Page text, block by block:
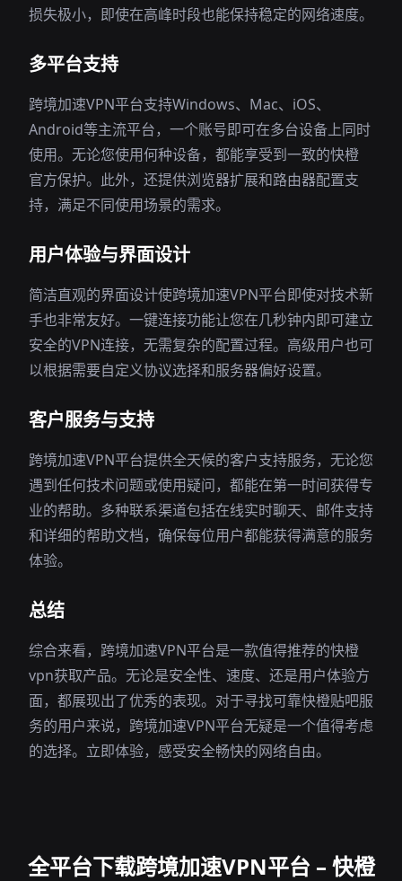
损失极小，即使在高峰时段也能保持稳定的网络速度。
多平台支持
跨境加速VPN平台支持Windows、Mac、iOS、
Android等主流平台，一个账号即可在多台设备上同时
使用。无论您使用何种设备，都能享受到一致的快橙
官方保护。此外，还提供浏览器扩展和路由器配置支
持，满足不同使用场景的需求。
用户体验与界面设计
简洁直观的界面设计使跨境加速VPN平台即使对技术新
手也非常友好。一键连接功能让您在几秒钟内即可建立
安全的VPN连接，无需复杂的配置过程。高级用户也可
以根据需要自定义协议选择和服务器偏好设置。
客户服务与支持
跨境加速VPN平台提供全天候的客户支持服务，无论您
遇到任何技术问题或使用疑问，都能在第一时间获得专
业的帮助。多种联系渠道包括在线实时聊天、邮件支持
和详细的帮助文档，确保每位用户都能获得满意的服务
体验。
总结
综合来看，跨境加速VPN平台是一款值得推荐的快橙
vpn获取产品。无论是安全性、速度、还是用户体验方
面，都展现出了优秀的表现。对于寻找可靠快橙贴吧服
务的用户来说，跨境加速VPN平台无疑是一个值得考虑
的选择。立即体验，感受安全畅快的网络自由。
全平台下载跨境加速VPN平台 – 快橙